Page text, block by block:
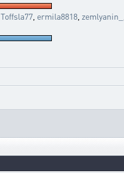
Toffsla77 ermila8818 zemlyanin_